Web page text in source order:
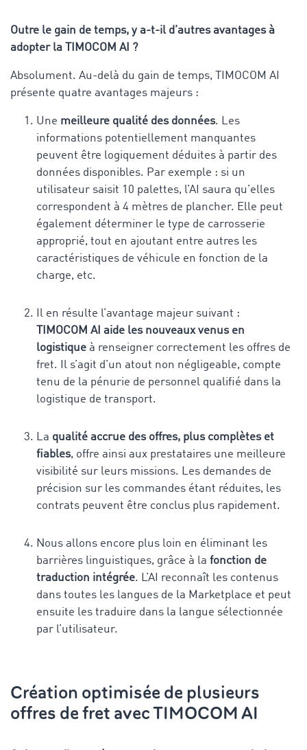
Outre le gain de temps, y a-t-il d’autres avantages à
adopter la TIMOCOM AI ?
Absolument. Au-delà du gain de temps, TIMOCOM AI
présente quatre avantages majeurs :
Une meilleure qualité des données. Les
informations potentiellement manquantes
peuvent être logiquement déduites à partir des
données disponibles. Par exemple : si un
utilisateur saisit 10 palettes, l’AI saura qu’elles
correspondent à 4 mètres de plancher. Elle peut
également déterminer le type de carrosserie
approprié, tout en ajoutant entre autres les
caractéristiques de véhicule en fonction de la
charge, etc.
Il en résulte l’avantage majeur suivant :
TIMOCOM AI aide les nouveaux venus en
logistique à renseigner correctement les offres de
fret. Il s’agit d’un atout non négligeable, compte
tenu de la pénurie de personnel qualifié dans la
logistique de transport.
La qualité accrue des offres, plus complètes et
fiables, offre ainsi aux prestataires une meilleure
visibilité sur leurs missions. Les demandes de
précision sur les commandes étant réduites, les
contrats peuvent être conclus plus rapidement.
Nous allons encore plus loin en éliminant les
barrières linguistiques, grâce à la fonction de
traduction intégrée. L’AI reconnaît les contenus
dans toutes les langues de la Marketplace et peut
ensuite les traduire dans la langue sélectionnée
par l’utilisateur.
Création optimisée de plusieurs
offres de fret avec TIMOCOM AI